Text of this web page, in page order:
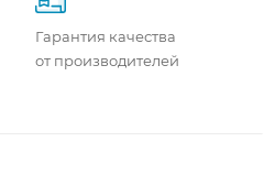
Гарантия качества
от производителей